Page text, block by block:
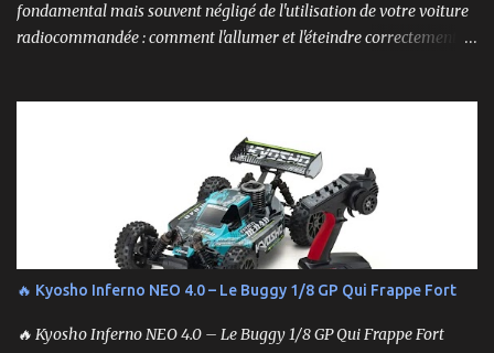
fondamental mais souvent négligé de l'utilisation de votre voiture
radiocommandée : comment l'allumer et l'éteindre correctement.
🔥 Kyosho Inferno NEO 4.0 – Le Buggy 1/8 GP Qui Frappe Fort
🔥 Kyosho Inferno NEO 4.0 – Le Buggy 1/8 GP Qui Frappe Fort